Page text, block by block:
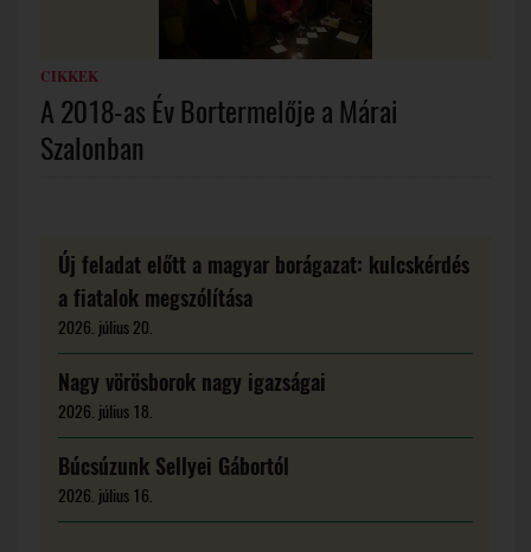
CIKKEK
A 2018-as Év Bortermelője a Márai
Szalonban
Új feladat előtt a magyar borágazat: kulcskérdés
a fiatalok megszólítása
2026. július 20.
Nagy vörösborok nagy igazságai
2026. július 18.
Búcsúzunk Sellyei Gábortól
2026. július 16.